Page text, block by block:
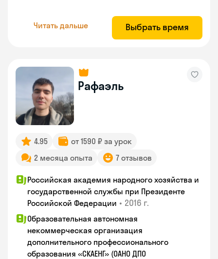
Читать дальше Выбрать время
Рафаэль
4.95
от 1590 ₽ за урок
2 месяца опыта
7 отзывов
Российская академия народного хозяйства и
государственной службы при Президенте
Российской Федерации • 2016 г.
Образовательная автономная
некоммерческая организация
дополнительного профессионального
образования «СКАЕНГ» (ОАНО ДПО